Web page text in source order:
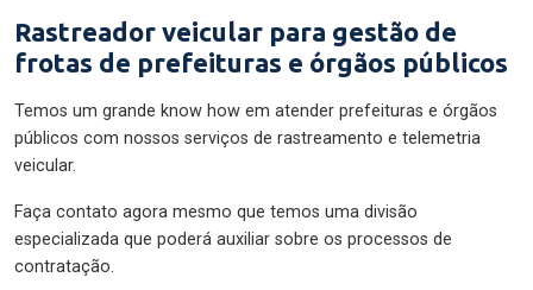
Rastreador veicular para gestão de
frotas de prefeituras e órgãos públicos
Temos um grande know how em atender prefeituras e órgãos
públicos com nossos serviços de rastreamento e telemetria
veicular.
Faça contato agora mesmo que temos uma divisão
especializada que poderá auxiliar sobre os processos de
contratação.